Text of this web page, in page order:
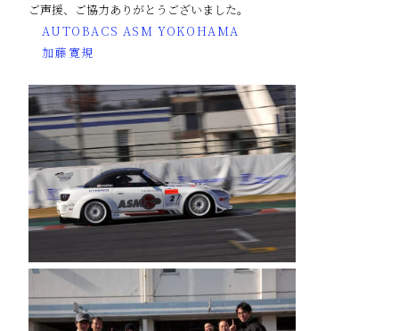
ご声援、ご協力ありがとうございました。
AUTOBACS ASM YOKOHAMA
加藤寛規